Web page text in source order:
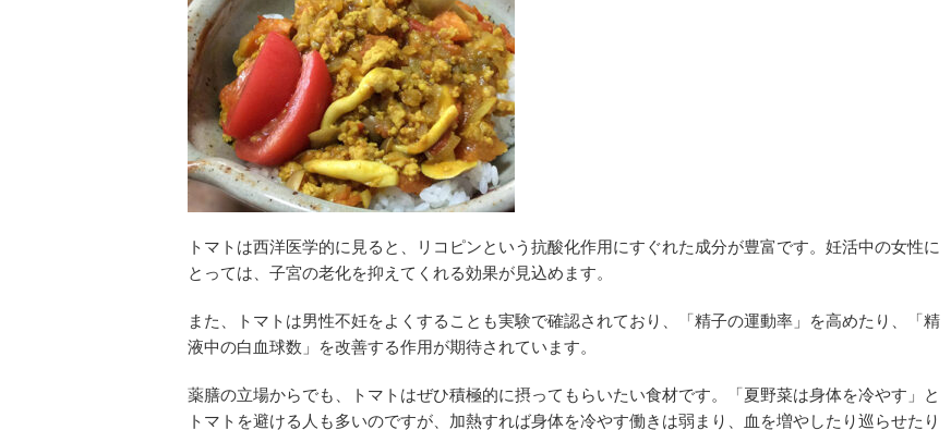
トマトは西洋医学的に見ると、リコピンという抗酸化作用にすぐれた成分が豊富です。妊活中の女性に
とっては、子宮の老化を抑えてくれる効果が見込めます。
また、トマトは男性不妊をよくすることも実験で確認されており、「精子の運動率」を高めたり、「精
液中の白血球数」を改善する作用が期待されています。
薬膳の立場からでも、トマトはぜひ積極的に摂ってもらいたい食材です。「夏野菜は身体を冷やす」と
トマトを避ける人も多いのですが、加熱すれば身体を冷やす働きは弱まり、血を増やしたり巡らせたり